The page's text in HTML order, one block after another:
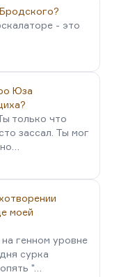
- это
Юза
только что
зассал. Ты мог
моей
генном уровне
сурка
"…